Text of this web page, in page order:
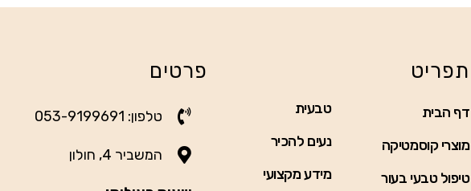
תפריט
דף הבית
מוצרי קוסמטיקה
טיפול טבעי בעור
טבעית
נעים להכיר
מידע מקצועי
פרטים
טלפון: 053-9199691
המשביר 4, חולון